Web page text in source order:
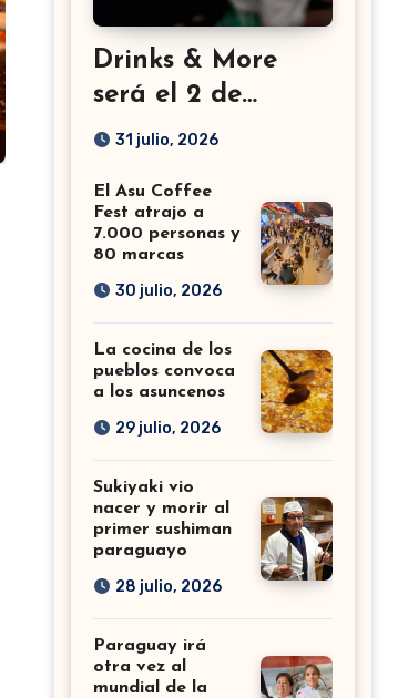
Drinks & More
será el 2 de
setiembre en el
31 julio, 2026
El Asu Coffee
Fest atrajo a
7.000 personas y
80 marcas
30 julio, 2026
La cocina de los
pueblos convoca
a los asuncenos
29 julio, 2026
Sukiyaki vio
nacer y morir al
primer sushiman
paraguayo
28 julio, 2026
Paraguay irá
otra vez al
mundial de la